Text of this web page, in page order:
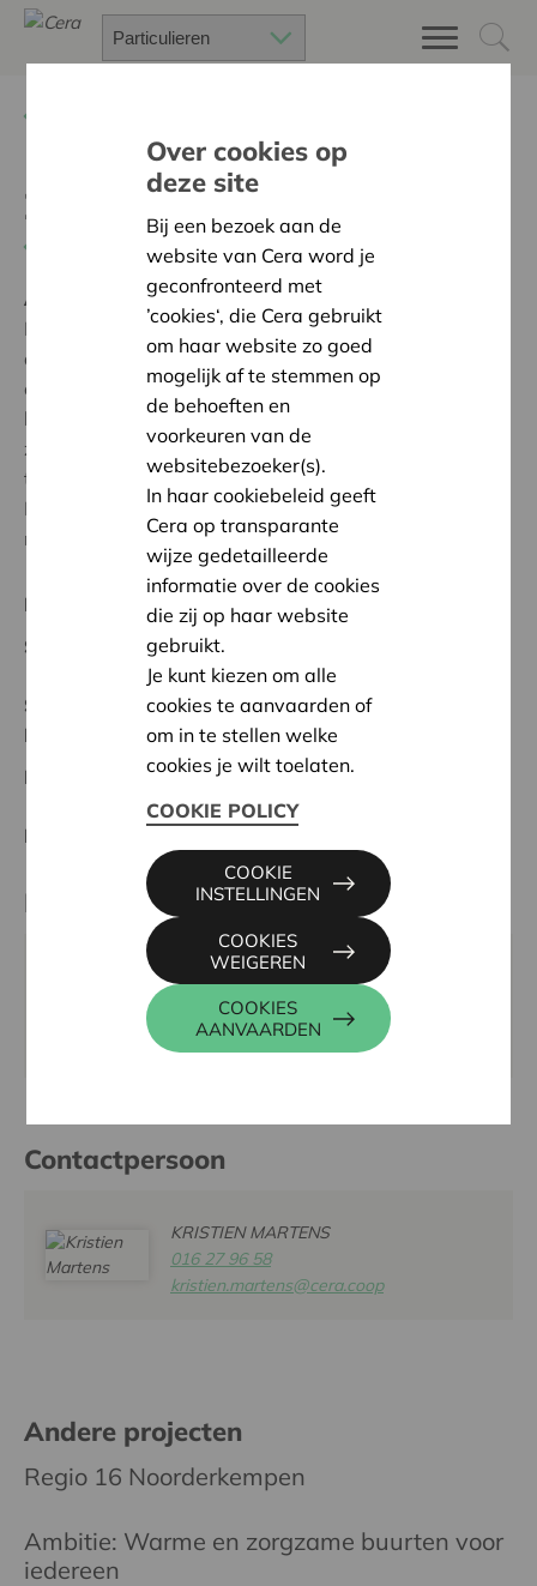
Zandbak: spelmateriaal
Terug naar overzicht
Ambitie:
Warme en zorgzame buurten voor iedereen
Hartelijk dank aan CERA voor de financiële steun van
de zandbaktafel en stoeltjes. Aan die tafel kunnen
onze kleuters hun kookkunsten tijdens een gezellige
babbel tonen met echte zandbaktaarten,
zandbakcouscous, zandbakpizza, ... Gezellig samen
tafelen zorgt voor gezelligheid en verbondenheid.
Hopelijk worden ook onze leerkrachten en
middagmoeders uitgenodigd tot een walking dinner.
Regionaal Project
Startdatum:
11/10/2023
Status:
Volledig
Noorderkempen
Datum:
11/10/2023
Beslissing:
Partner
KLEUTERSCHOOL HET MOLEKE, BANMOLENWEG 9,
2310 RIJKEVORSEL
www.het-moleke.be
Contactpersoon
KRISTIEN MARTENS
016 27 96 58
kristien.martens@cera.coop
Andere projecten
Regio 16 Noorderkempen
Ambitie: Warme en zorgzame buurten voor
iedereen
Over cookies op
deze site
Bij een bezoek aan de
website van Cera word je
geconfronteerd met
’cookies‘, die Cera gebruikt
om haar website zo goed
mogelijk af te stemmen op
de behoeften en
voorkeuren van de
websitebezoeker(s).
In haar cookiebeleid geeft
Cera op transparante
wijze gedetailleerde
informatie over de cookies
die zij op haar website
gebruikt.
Je kunt kiezen om alle
cookies te aanvaarden of
om in te stellen welke
cookies je wilt toelaten.
COOKIE POLICY
COOKIES
AANVAARDEN
COOKIES
WEIGEREN
COOKIE
INSTELLINGEN